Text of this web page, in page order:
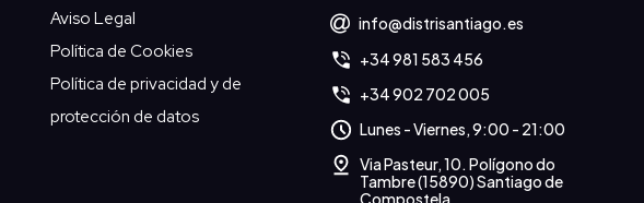
Aviso Legal
Política de Cookies
Política de privacidad y de
protección de datos
info@distrisantiago.es
+34 981 583 456
+34 902 702 005
Lunes - Viernes, 9:00 - 21:00
Via Pasteur, 10. Polígono do
Tambre (15890) Santiago de
Compostela.